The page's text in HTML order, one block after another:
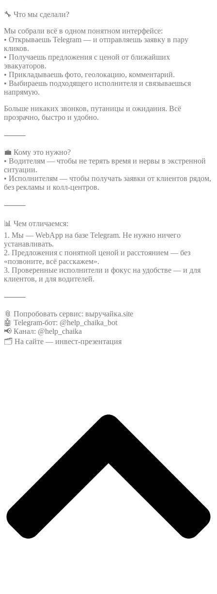
🔧 Что мы сделали?
Мы собрали всё в одном понятном интерфейсе:
• Открываешь Telegram — и отправляешь заявку в пару
кликов.
• Получаешь предложения с ценой от ближайших
эвакуаторов.
• Прикладываешь фото, геолокацию, комментарий.
• Выбираешь подходящего исполнителя и связываешься
напрямую.
Больше никаких звонков, путаницы и ожидания. Всё
прозрачно, быстро и удобно.
⸻
💼 Кому это нужно?
• Водителям — чтобы не терять время и нервы в экстренной
ситуации.
• Исполнителям — чтобы получать заявки от клиентов рядом,
без рекламы и колл-центров.
⸻
📊 Чем отличаемся:
1. Мы — WebApp на базе Telegram. Не нужно ничего
устанавливать.
2. Предложения с понятной ценой и расстоянием — без
«позвоните, всё расскажем».
3. Проверенные исполнители и фокус на удобстве — и для
клиентов, и для водителей.
⸻
📎 Попробовать сервис: выручайка.site
🤖 Telegram-бот: @help_chaika_bot
📢 Канал: @help_chaika
🗂️ На сайте — инвест-презентация